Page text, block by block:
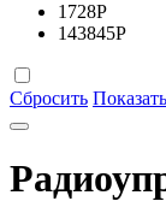
1728Р
143845Р
Сбросить